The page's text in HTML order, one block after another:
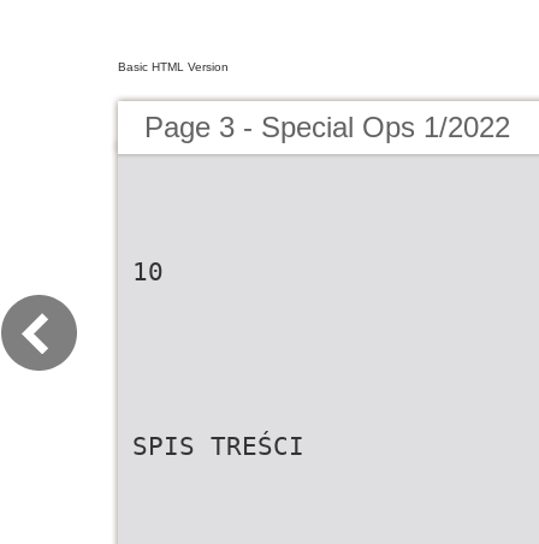
Basic HTML Version
Page 3 - Special Ops 1/2022
10
SPIS TREŚCI